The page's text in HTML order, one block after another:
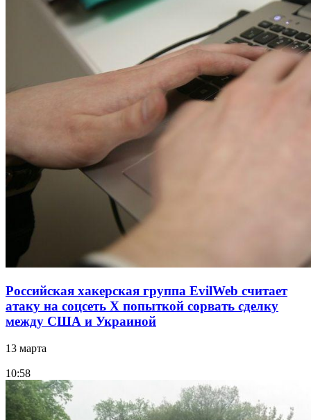
Российская хакерская группа EvilWeb считает
атаку на соцсеть Х попыткой сорвать сделку
между США и Украиной
13 марта
10:58